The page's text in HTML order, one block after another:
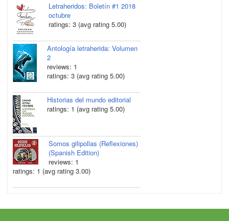
Letraheridos: Boletín #1 2018
octubre
ratings: 3 (avg rating 5.00)
Antología letraherida: Volumen
2
reviews: 1
ratings: 3 (avg rating 5.00)
Historias del mundo editorial
ratings: 1 (avg rating 5.00)
Somos gilipollas (Reflexiones)
(Spanish Edition)
reviews: 1
ratings: 1 (avg rating 3.00)